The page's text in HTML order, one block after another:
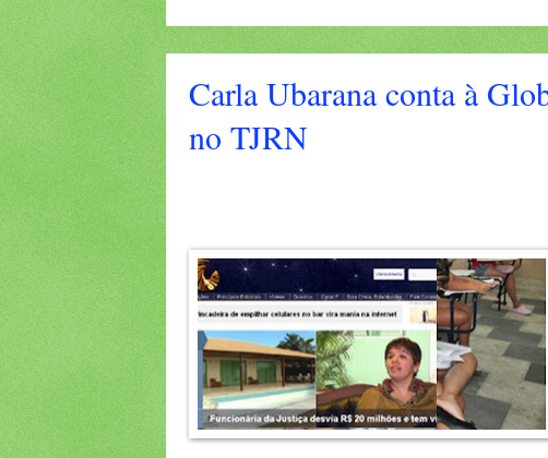
Carla Ubarana conta à
no TJRN